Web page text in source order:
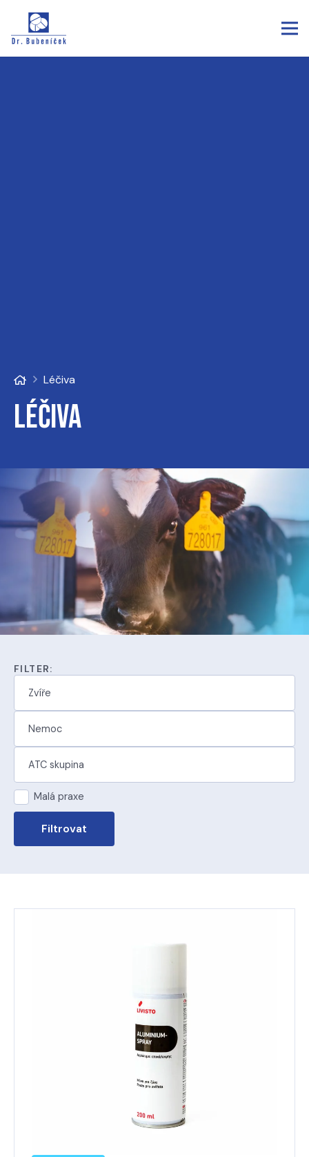
Léčiva
Léčiva
FILTER:
Malá praxe
Filtrovat